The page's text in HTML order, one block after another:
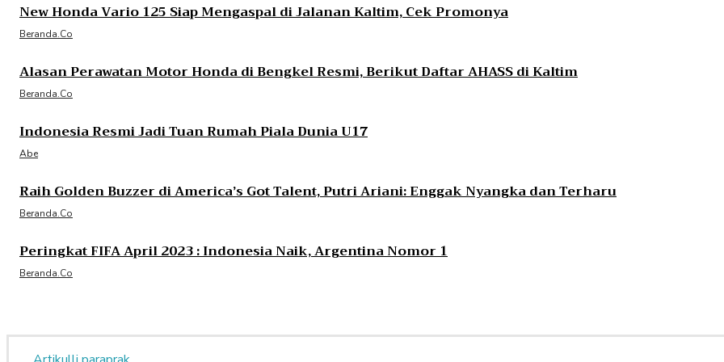
New Honda Vario 125 Siap Mengaspal di Jalanan Kaltim, Cek Promonya
Beranda.co
Alasan Perawatan Motor Honda di Bengkel Resmi, Berikut Daftar AHASS di Kaltim
Beranda.co
Indonesia Resmi Jadi Tuan Rumah Piala Dunia U17
Abe
Raih Golden Buzzer di America’s Got Talent, Putri Ariani: Enggak Nyangka dan Terharu
Beranda.co
Peringkat FIFA April 2023 : Indonesia Naik, Argentina Nomor 1
Beranda.co